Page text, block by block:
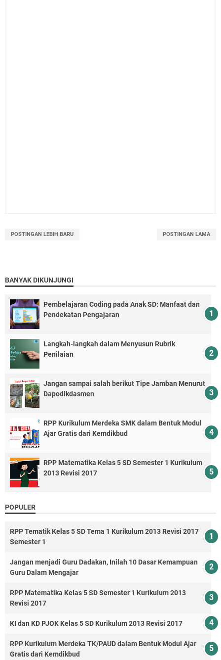
POSTINGAN LEBIH BARU POSTINGAN LAMA
BANYAK DIKUNJUNGI
Pembelajaran Coding pada Anak SD: Manfaat dan
Pendekatan Pengajaran
Langkah-langkah dalam Menyusun Rubrik
Penilaian
Jangan sampai salah berikut Tipe Jamban Menurut
Dapodikdasmen
RPP Kurikulum Merdeka SMK dalam Bentuk Modul
Ajar Gratis dari Kemdikbud
RPP Matematika Kelas 5 SD Semester 1 Kurikulum
2013 Revisi 2017
POPULER
RPP Tematik Kelas 5 SD Tema 1 Kurikulum 2013 Revisi 2017
Semester 1
Jangan menjadi Guru Dadakan, Inilah 10 Dasar Kemampuan
Guru Dalam Mengajar
RPP Matematika Kelas 5 SD Semester 1 Kurikulum 2013
Revisi 2017
KI dan KD PJOK Kelas 5 SD Kurikulum 2013 Revisi 2017
RPP Kurikulum Merdeka TK/PAUD dalam Bentuk Modul Ajar
Gratis dari Kemdikbud